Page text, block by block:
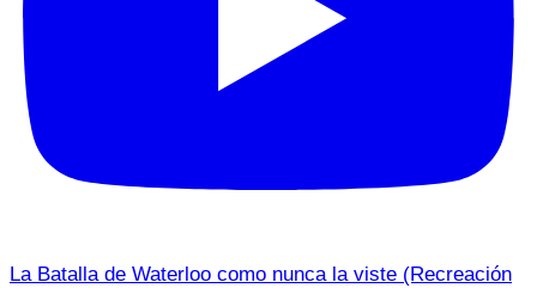
La Batalla de Waterloo como nunca la viste (Recreación